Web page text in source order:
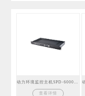
查看详情